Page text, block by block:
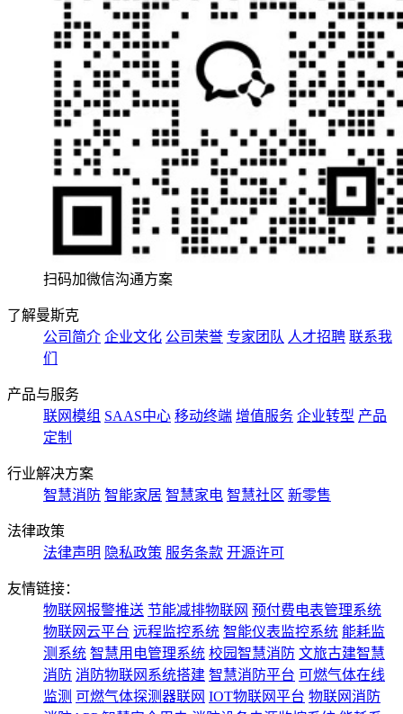
扫码加微信沟通方案
了解曼斯克
公司简介 企业文化 公司荣誉 专家团队 人才招聘 联系我
们
产品与服务
联网模组 SAAS中心 移动终端 增值服务 企业转型 产品
定制
行业解决方案
智慧消防 智能家居 智慧家电 智慧社区 新零售
法律政策
法律声明 隐私政策 服务条款 开源许可
友情链接：
物联网报警推送 节能减排物联网 预付费电表管理系统
物联网云平台 远程监控系统 智能仪表监控系统 能耗监
测系统 智慧用电管理系统 校园智慧消防 文旅古建智慧
消防 消防物联网系统搭建 智慧消防平台 可燃气体在线
监测 可燃气体探测器联网 IOT物联网平台 物联网消防